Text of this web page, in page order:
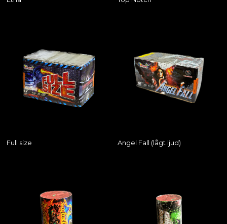
Full size Angel Fall (lågt ljud)